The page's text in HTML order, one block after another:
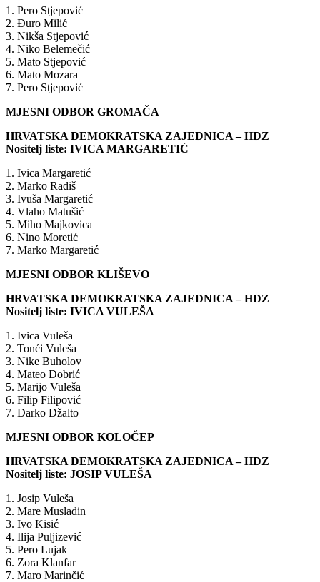
1. Pero Stjepović
2. Đuro Milić
3. Nikša Stjepović
4. Niko Belemečić
5. Mato Stjepović
6. Mato Mozara
7. Pero Stjepović
MJESNI ODBOR GROMAČA
HRVATSKA DEMOKRATSKA ZAJEDNICA – HDZ
Nositelj liste: IVICA MARGARETIĆ
1. Ivica Margaretić
2. Marko Radiš
3. Ivuša Margaretić
4. Vlaho Matušić
5. Miho Majkovica
6. Nino Moretić
7. Marko Margaretić
MJESNI ODBOR KLIŠEVO
HRVATSKA DEMOKRATSKA ZAJEDNICA – HDZ
Nositelj liste: IVICA VULEŠA
1. Ivica Vuleša
2. Tonći Vuleša
3. Nike Buholov
4. Mateo Dobrić
5. Marijo Vuleša
6. Filip Filipović
7. Darko Džalto
MJESNI ODBOR KOLOČEP
HRVATSKA DEMOKRATSKA ZAJEDNICA – HDZ
Nositelj liste: JOSIP VULEŠA
1. Josip Vuleša
2. Mare Musladin
3. Ivo Kisić
4. Ilija Puljizević
5. Pero Lujak
6. Zora Klanfar
7. Maro Marinčić